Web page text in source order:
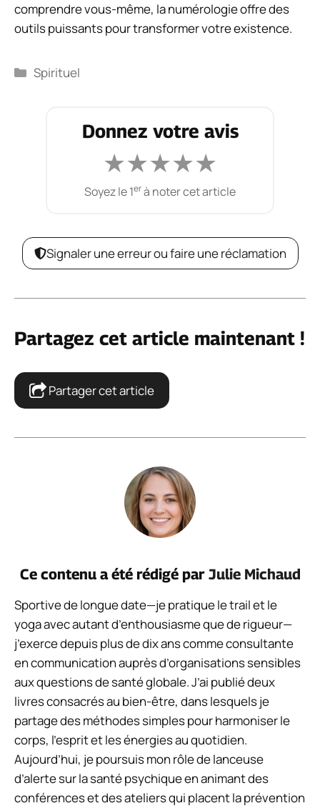
comprendre vous-même, la numérologie offre des
outils puissants pour transformer votre existence.
Catégories
Spirituel
Donnez votre avis
★★★★★
Soyez le 1erà noter cet article
Signaler une erreur ou faire une réclamation
Partagez cet article maintenant !
Partager cet article
Ce contenu a été rédigé par Julie Michaud
Sportive de longue date—je pratique le trail et le
yoga avec autant d’enthousiasme que de rigueur—
j’exerce depuis plus de dix ans comme consultante
en communication auprès d’organisations sensibles
aux questions de santé globale. J’ai publié deux
livres consacrés au bien-être, dans lesquels je
partage des méthodes simples pour harmoniser le
corps, l’esprit et les énergies au quotidien.
Aujourd’hui, je poursuis mon rôle de lanceuse
d’alerte sur la santé psychique en animant des
conférences et des ateliers qui placent la prévention